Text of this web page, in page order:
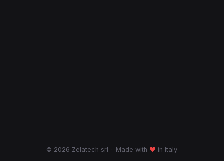
© 2026 Zelatech srl · Made with ♥ in Italy